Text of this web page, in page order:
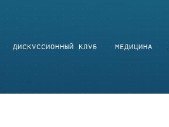
ДИСКУССИОННЫЙ КЛУБ МЕДИЦИНА